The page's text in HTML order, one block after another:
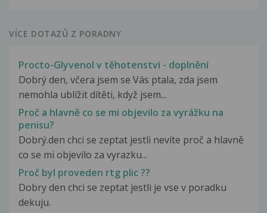
VÍCE DOTAZŮ Z PORADNY
Procto-Glyvenol v těhotenství - doplnění
Dobrý den, včera jsem se Vás ptala, zda jsem
nemohla ublížit dítěti, když jsem...
Proč a hlavně co se mi objevilo za vyrážku na
penisu?
Dobrý.den chci se zeptat jestli nevíte proč a hlavně
co se mi objevilo za vyrazku...
Proč byl proveden rtg plic ??
Dobry den chci se zeptat jestli je vse v poradku
dekuju.